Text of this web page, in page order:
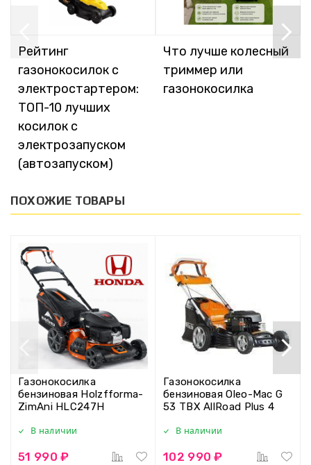
Рейтинг
газонокосилок с
электростартером:
ТОП-10 лучших
косилок с
электрозапуском
(автозапуском)
Что лучше колесный
триммер или
газонокосилка
ПОХОЖИЕ ТОВАРЫ
Газонокосилка
бензиновая Holzfforma-
ZimAni HLC247H
В наличии
51 990 ₽
Газонокосилка
бензиновая Oleo-Mac G
53 TBX AllRoad Plus 4
В наличии
102 990 ₽